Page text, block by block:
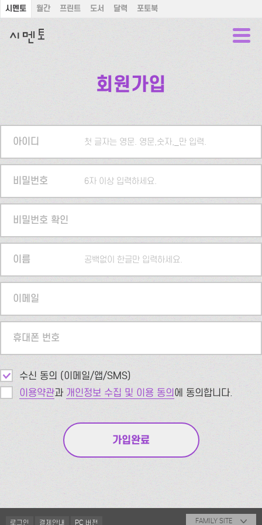
시멘토 월간 프린트 도서 달력 포토북
회원가입
아이디 첫 글자는 영문. 영문,숫자,_만 입력.
비밀번호 6자 이상 입력하세요.
비밀번호 확인
이름 공백없이 한글만 입력하세요.
이메일
휴대폰 번호
수신 동의 (이메일/앱/SMS)
이용약관과 개인정보 수집 및 이용 동의에 동의합니다.
로그인 결제안내 PC 버전 FAMILY SITE